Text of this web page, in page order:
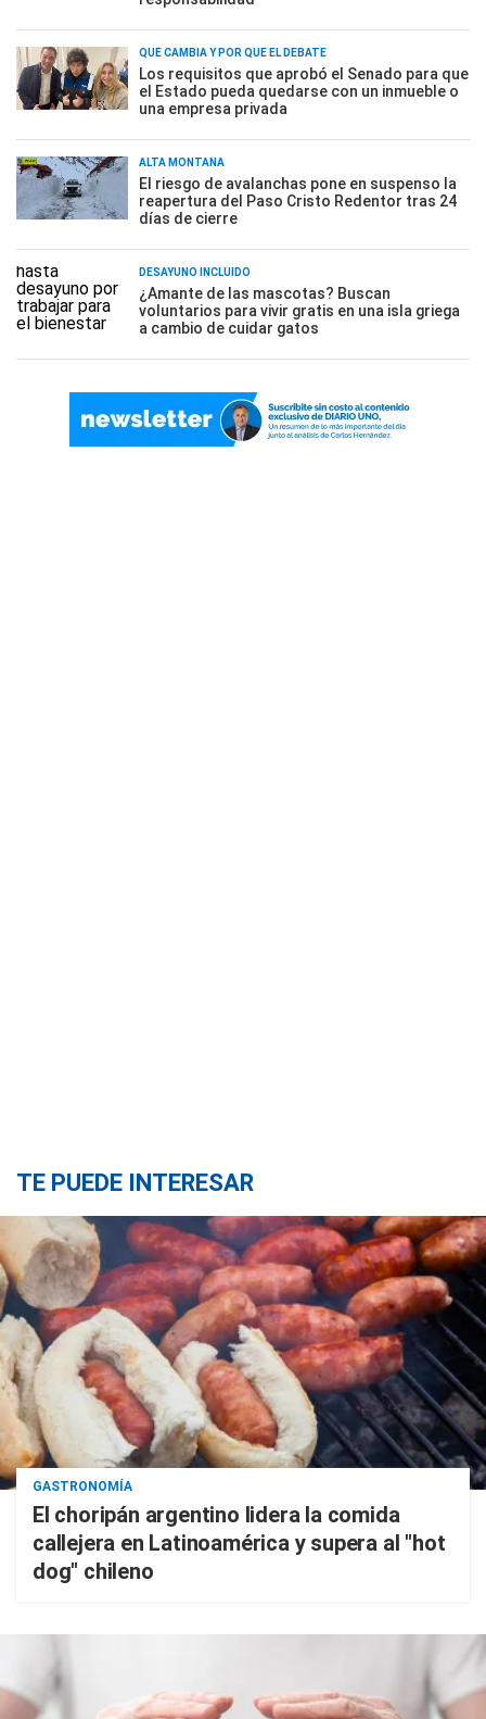
QUÉ CAMBIA Y POR QUÉ EL DEBATE
Los requisitos que aprobó el Senado para que
el Estado pueda quedarse con un inmueble o
una empresa privada
ALTA MONTAÑA
El riesgo de avalanchas pone en suspenso la
reapertura del Paso Cristo Redentor tras 24
días de cierre
DESAYUNO INCLUÍDO
¿Amante de las mascotas? Buscan
voluntarios para vivir gratis en una isla griega
a cambio de cuidar gatos
TE PUEDE INTERESAR
GASTRONOMÍA
El choripán argentino lidera la comida
callejera en Latinoamérica y supera al "hot
dog" chileno